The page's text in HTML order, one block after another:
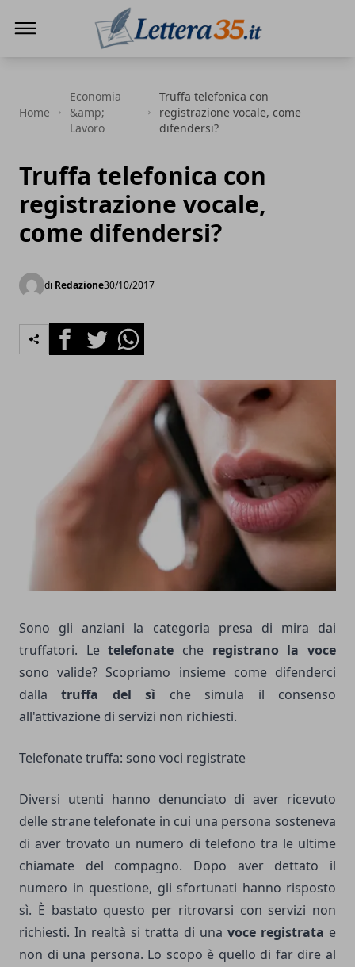
Home
Economia
&amp;
Lavoro
Truffa telefonica con
registrazione vocale, come
difendersi?
Truffa telefonica con
registrazione vocale,
come difendersi?
di Redazione30/10/2017
FacebookTwitterWhatsapp
Sono gli anziani la categoria presa di mira dai
truffatori. Letelefonate che registrano la voce
sono valide? Scopriamo insieme come difenderci
dalla truffa del sì che simula il consenso
all'attivazione di servizi non richiesti.
Telefonate truffa: sono voci registrate
Diversi utenti hanno denunciato di aver ricevuto
delle strane telefonate in cui una persona sosteneva
di aver trovato un numero di telefono tra le ultime
chiamate del compagno. Dopo aver dettato il
numero in questione, gli sfortunati hanno risposto
sì. È bastato questo per ritrovarsi con servizi non
richiesti. In realtà si tratta di una voce registrata e
non di una persona. Lo scopo è quello di far dire al